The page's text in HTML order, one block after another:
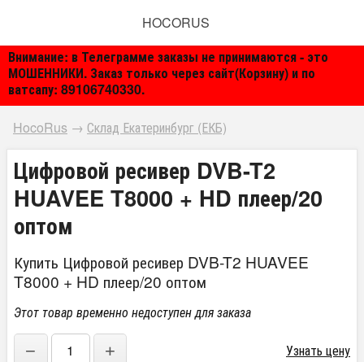
Внимание: в Телеграмме заказы не принимаются - это
МОШЕННИКИ. Заказ только через сайт(Корзину) и по
ватсапу: 89106740330.
HOCORUS
HocoRus → Склад Екатеринбург (ЕКБ)
Цифровой ресивер DVB-T2
HUAVEE T8000 + HD плеер/20
оптом
Купить Цифровой ресивер DVB-T2 HUAVEE
T8000 + HD плеер/20 оптом
Этот товар временно недоступен для заказа
− + Узнать цену